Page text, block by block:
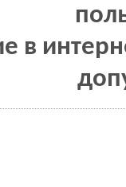
в